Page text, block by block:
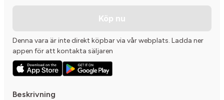
Köp nu
Denna vara är inte direkt köpbar via vår webplats. Ladda ner
appen för att kontakta säljaren
Beskrivning